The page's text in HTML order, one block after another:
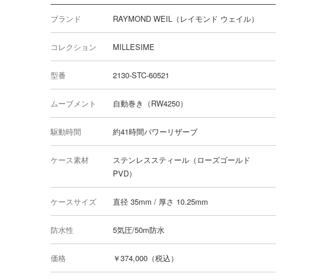
ブランド RAYMOND WEIL（レイモンド ウェイル）
コレクション MILLESIME
型番 2130-STC-60521
ムーブメント 自動巻き（RW4250）
駆動時間 約41時間パワーリザーブ
ケース素材
ステンレススティール（ローズゴールド
PVD）
ケースサイズ 直径 35mm / 厚さ 10.25mm
防水性 5気圧/50m防水
価格 ￥374,000（税込）